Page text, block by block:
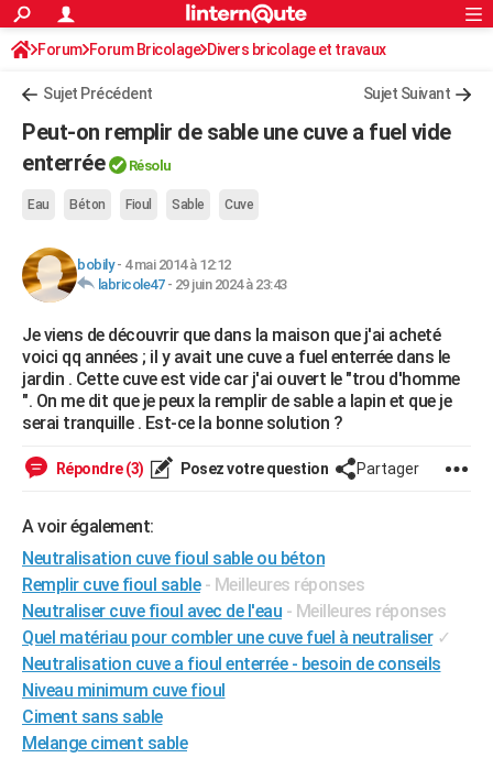
ACTUALITÉS
Politique
Société
Faits Divers
Education
Monde
Villes
+
Programme TV
Streaming
Cinéma
Sorties cinéma
Musique
FINANCE
Retraite
Impôts
Epargne
Immobilier
Risques naturels par ville
Banque
Assurance
Crédit
AUTO
Essais
Réserver un essai
Citadines
Berlines
SUV
Forum auto
HIGH-TECH
Mobiles
Meilleur smartphone
Internet
Ordinateurs
Jeux vidéo
Guide high-tech
+BRICOLAGE
Forum
Aménagement intérieur
Extérieur
Cuisine
Salle de bains
Jardinage
Rangement
WEEK-END
Guides de France
Escapades
Patrimoine
Expositions
Musées
Week-end nature
+
LIFESTYLE
Art de vivre
Bien-être
Loisirs
Mode
Modes de vie
SANTE
Alimentation
Guide de la santé
Maladies
Médicaments
Sommeil
VOYAGE
PHOTO
GUIDES D'ACHAT
BONS PLANS
CARTE DE VOEUX
Carte de Noël
Carte Bonne année
Carte Saint-Valentin
Carte Pâques
Carte d'anniversaire
DICTIONNAIRE
Dictionnaire
Biographies
Citations
Expressions
Proverbes
PROGRAMME TV
Rechercher
S'inscrire
Connexion
Forum Forum Bricolage Divers bricolage et travaux
Sujet Précédent Sujet Suivant
Peut-on remplir de sable une cuve a fuel vide
enterrée
Résolu
Eau Béton Fioul Sable Cuve
bobily- 4 mai 2014 à 12:12
labricole47- 29 juin 2024 à 23:43
Je viens de découvrir que dans la maison que j'ai acheté
voici qq années ; il y avait une cuve a fuel enterrée dans le
jardin . Cette cuve est vide car j'ai ouvert le "trou d'homme
". On me dit que je peux la remplir de sable a lapin et que je
serai tranquille . Est-ce la bonne solution ?
Répondre (3) Posez votre question Partager
A voir également:
Neutralisation cuve fioul sable ou béton
Remplir cuve fioul sable - Meilleures réponses
Neutraliser cuve fioul avec de l'eau - Meilleures réponses
Quel matériau pour combler une cuve fuel à neutraliser ✓
Neutralisation cuve a fioul enterrée - besoin de conseils
Niveau minimum cuve fioul
Ciment sans sable
Melange ciment sable